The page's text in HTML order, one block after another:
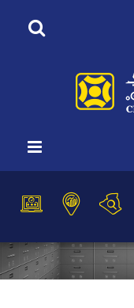
Vous êtes ici :